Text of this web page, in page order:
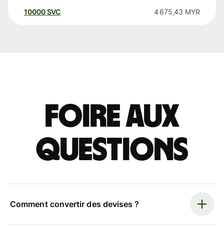
10000 SVC 4 675,43 MYR
Foire aux
questions
Comment convertir des devises ?